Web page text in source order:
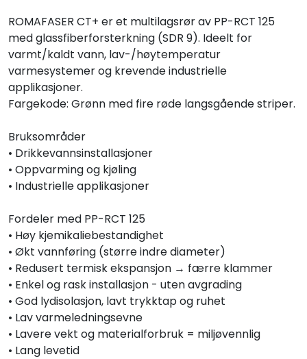
ROMAFASER CT+ er et multilagsrør av PP-RCT 125
med glassfiberforsterkning (SDR 9). Ideelt for
varmt/kaldt vann, lav-/høytemperatur
varmesystemer og krevende industrielle
applikasjoner.
Fargekode: Grønn med fire røde langsgående striper.
Bruksområder
• Drikkevannsinstallasjoner
• Oppvarming og kjøling
• Industrielle applikasjoner
Fordeler med PP-RCT 125
• Høy kjemikaliebestandighet
• Økt vannføring (større indre diameter)
• Redusert termisk ekspansjon → færre klammer
• Enkel og rask installasjon - uten avgrading
• God lydisolasjon, lavt trykktap og ruhet
• Lav varmeledningsevne
• Lavere vekt og materialforbruk = miljøvennlig
• Lang levetid